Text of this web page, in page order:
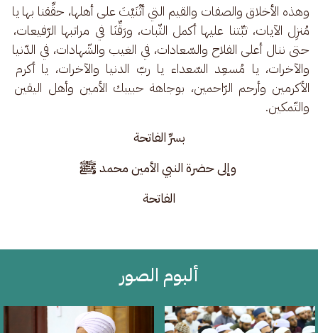
وهذه الأخلاق والصفات والقيم التي أثْنَيْتَ على أهلها، حقِّقنا بها يا
مُنزِل الآيات، ثبِّتنا عليها أكمل الثّبات، ورَقِّنَا في مراتبها الرّفيعات،
حتى ننال أعلى الفلاح والسّعادات، في الغيب والشّهادات، في الدّنيا
والآخرات، يا مُسعِد السّعداء يا ربّ الدنيا والآخرات، يا أكرم
الأكرمين وأرحم الرّاحمين، بوجاهة حبيبك الأمين وأهل اليقين
والتّمكين.
بسرِّ الفاتحة
وإلى حضرة النبي الأمين محمد ﷺ
الفاتحة
ألبوم الصور